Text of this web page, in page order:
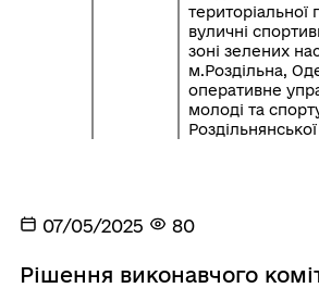
територіальної
вуличні
зоні зелених
м.Роздільна,
оперативне
молоді та
07/05/2025 80
Рішення виконавчого